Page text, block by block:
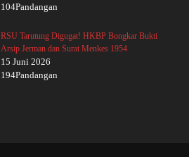
104Pandangan
RSU Tarutung Digugat! HKBP Bongkar Bukti
Arsip Jerman dan Surat Menkes 1954
15 Juni 2026
194Pandangan